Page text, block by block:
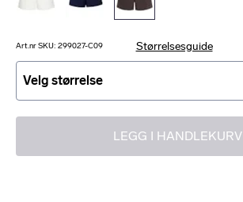
Art.nr SKU: 299027-C09 Størrelsesguide
Velg størrelse
LEGG I HANDLEKURV